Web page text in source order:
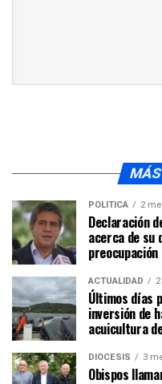
POLÍTICA 2
Declaración
acerca de su
preocupación
ACTUALIDAD
Últimos días
inversión de
acuicultura
DIÓCESIS 3
Obispos